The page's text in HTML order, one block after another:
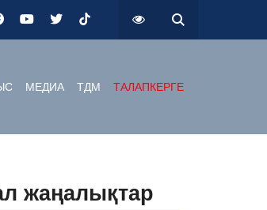
МЕДИА ТДМ ТАЛАПКЕРГЕ
жаңалықтар